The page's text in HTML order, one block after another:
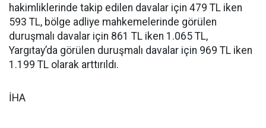
hakimliklerinde takip edilen davalar için 479 TL iken
593 TL, bölge adliye mahkemelerinde görülen
duruşmalı davalar için 861 TL iken 1.065 TL,
Yargıtay’da görülen duruşmalı davalar için 969 TL iken
1.199 TL olarak arttırıldı.
İHA